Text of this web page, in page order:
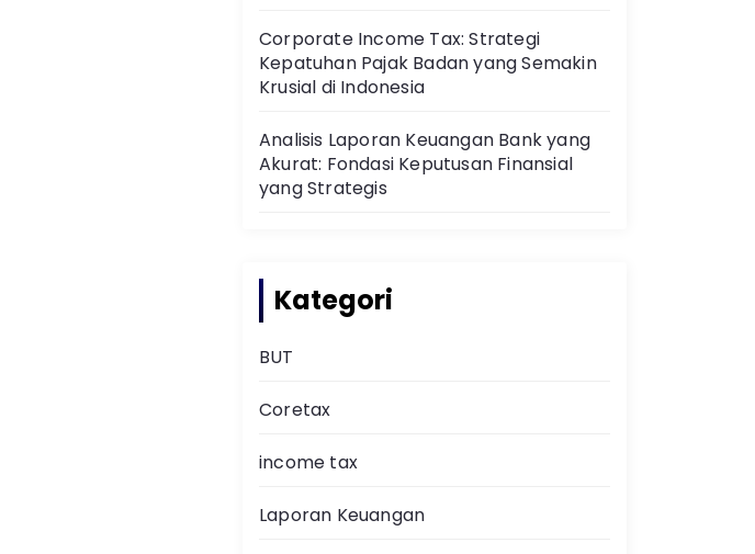
Corporate Income Tax: Strategi
Kepatuhan Pajak Badan yang Semakin
Krusial di Indonesia
Analisis Laporan Keuangan Bank yang
Akurat: Fondasi Keputusan Finansial
yang Strategis
Kategori
BUT
Coretax
income tax
Laporan Keuangan